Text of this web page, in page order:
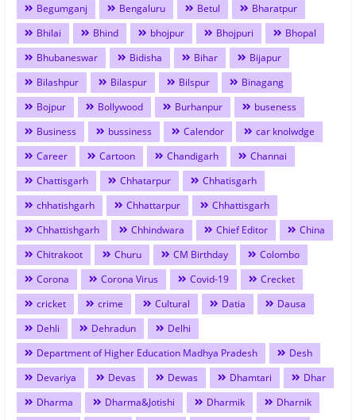
Begumganj
Bengaluru Betul
Bharatpur
Bhilai
Bhind bhojpur Bhojpuri
Bhopal
Bhubaneswar
Bidisha Bihar
Bijapur
Bilashpur
Bilaspur Bilspur
Binagang
Bojpur
Bollywood Burhanpur
buseness
Business
bussiness Calendor
car knolwdge
Career
Cartoon Chandigarh
Channai
Chattisgarh
Chhatarpur
Chhatisgarh
chhatishgarh
Chhattarpur
Chhattisgarh
Chhattishgarh
Chhindwara Chief Editor
China
Chitrakoot
Churu CM Birthday
Colombo
Corona
Corona Virus Covid-19
Crecket
cricket
crime Cultural Datia
Dausa
Dehli
Dehradun
Delhi
Department of Higher Education Madhya Pradesh
Desh
Devariya
Devas Dewas Dhamtari
Dhar
Dharma
Dharma&Jotishi Dharmik
Dharnik